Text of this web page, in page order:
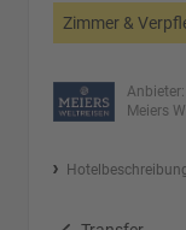
Zimmer &
Anbieter:
Meiers